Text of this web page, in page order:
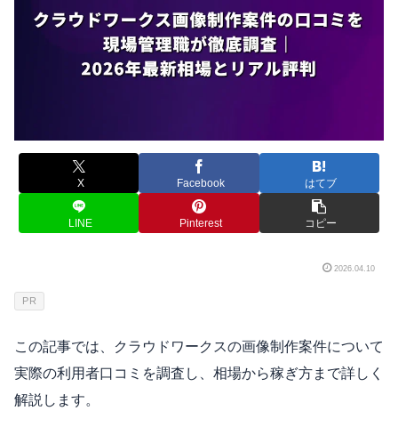
X Facebook はてブ
LINE Pinterest コピー
2026.04.10
PR
この記事では、クラウドワークスの画像制作案件について
実際の利用者口コミを調査し、相場から稼ぎ方まで詳しく
解説します。